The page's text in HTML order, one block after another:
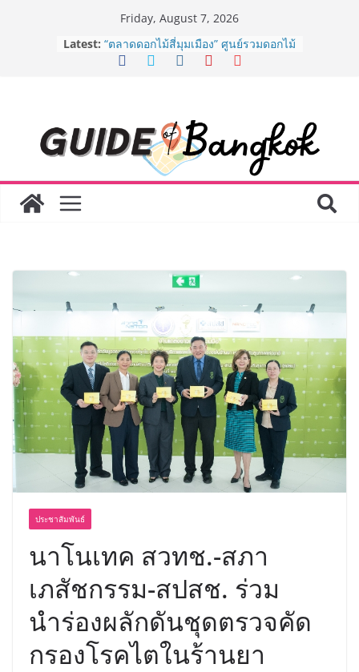
Friday, August 7, 2026
Latest: BEDO เดินหน้าจัดกิจกรรมเจรจาธุรกิจ
“BIO TRADE CONNECT 2026” ยก
สด ดอกไม้ประดิษฐ์ พวงมาลัย และสังฆ
ภัณฑ์ครบวงจร ขอเชิญเลือกซื้อมาลัย
และของขวัญต้อนรับวันแม่ เปิดให้
บริการทุกวันตลอด 24 ชั่วโมง
ครั้งแรกของไทย ส่งอุปกรณ์วิทยาศาสตร์
“ดร.ปิยะวัฒน์” ถ่ายทอดวิสัยทัศน์ธุรกิจ
พร้อมฟรีคอนเสิร์ต “โชค รถแห่” ยกวง
AirAsia X SEE FAH พันธมิตรทางธุรกิจ
ยาวนานกว่า 20 ปี ต่อยอดเสิร์ฟความ
อร่อย ยกเมนูระดับตำนาน “ข้าวหน้าไก่
ราชวงศ์” พุ่งทะยานสู่น่านฟ้า
ประชาสัมพันธ์
นาโนเทค สวทช.-สภา
เภสัชกรรม-สปสช. ร่วม
นำร่องผลักดันชุดตรวจคัด
กรองโรคไตในร้านยา